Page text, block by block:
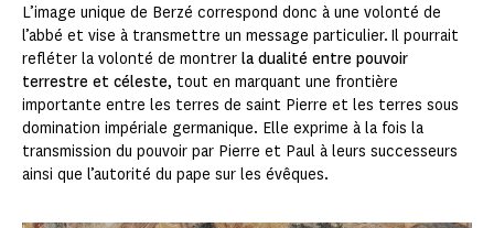
L’image unique de Berzé correspond donc à une volonté de
l’abbé et vise à transmettre un message particulier. Il pourrait
refléter la volonté de montrer la dualité entre pouvoir
terrestre et céleste, tout en marquant une frontière
importante entre les terres de saint Pierre et les terres sous
domination impériale germanique. Elle exprime à la fois la
transmission du pouvoir par Pierre et Paul à leurs successeurs
ainsi que l’autorité du pape sur les évêques.